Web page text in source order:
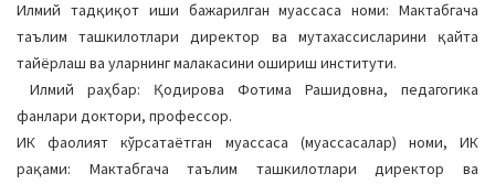
Илмий тадқиқот иши бажарилган муассаса номи: Мактабгача
таълим ташкилотлари директор ва мутахассисларини қайта
тайёрлаш ва уларнинг малакасини ошириш институти.
Илмий раҳбар: Қодирова Фотима Рашидовна, педагогика
фанлари доктори, профессор.
ИК фаолият кўрсатаётган муассаса (муассасалар) номи, ИК
рақами: Мактабгача таълим ташкилотлари директор ва